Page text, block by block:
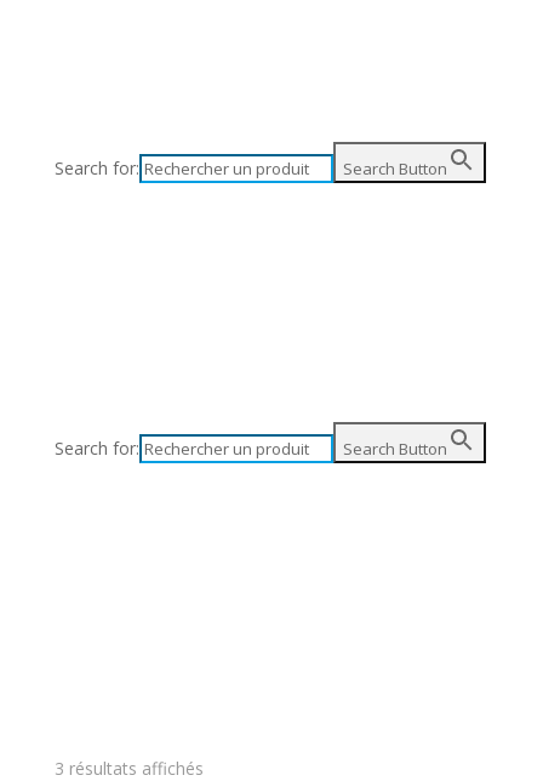
Search for: Search Button
Search for: Search Button
3 résultats affichés